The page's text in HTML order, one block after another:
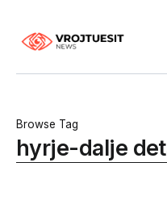
Browse Tag
hyrje-dalje